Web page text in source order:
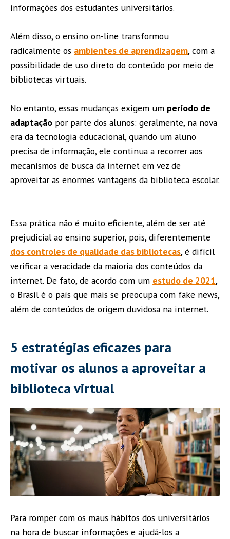
informações dos estudantes universitários.
Além disso, o ensino on-line transformou
radicalmente os ambientes de aprendizagem, com a
possibilidade de uso direto do conteúdo por meio de
bibliotecas virtuais.
No entanto, essas mudanças exigem um período de
adaptação por parte dos alunos: geralmente, na nova
era da tecnologia educacional, quando um aluno
precisa de informação, ele continua a recorrer aos
mecanismos de busca da internet em vez de
aproveitar as enormes vantagens da biblioteca escolar.
Essa prática não é muito eficiente, além de ser até
prejudicial ao ensino superior, pois, diferentemente
dos controles de qualidade das bibliotecas, é difícil
verificar a veracidade da maioria dos conteúdos da
internet. De fato, de acordo com um estudo de 2021,
o Brasil é o país que mais se preocupa com fake news,
além de conteúdos de origem duvidosa na internet.
5 estratégias eficazes para
motivar os alunos a aproveitar a
biblioteca virtual
Para romper com os maus hábitos dos universitários
na hora de buscar informações e ajudá-los a